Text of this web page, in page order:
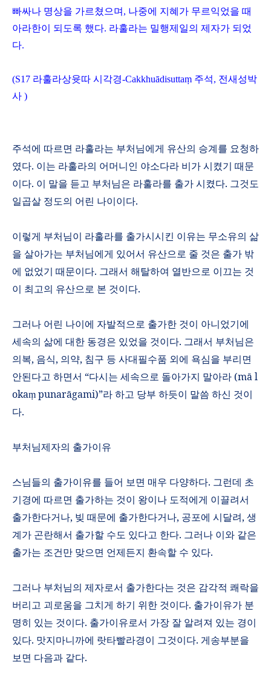
빠싸나 명상을 가르쳤으며 , 나중에 지혜가 무르익었을 때
아라한이 되도록 했다. 라훌라는 밀행제일의 제자가 되었
다.
(S17 라훌라상윳따 시각경-Cakkhuādisuttaṃ 주석, 전새성박
사 )
주석에 따르면 라훌라는 부처님에게 유산의 승계를 요청하
였다. 이는 라훌라의 어머니인 야소다라 비가 시켰기 때문
이다. 이 말을 듣고 부처님은 라훌라를 출가 시켰다. 그것도
일곱살 정도의 어린 나이이다.
이렇게 부처님이 라훌라를 출가시시킨 이유는 무소유의 삶
을 살아가는 부처님에게 있어서 유산으로 줄 것은 출가 밖
에 없었기 때문이다. 그래서 해탈하여 열반으로 이끄는 것
이 최고의 유산으로 본 것이다.
그러나 어린 나이에 자발적으로 출가한 것이 아니었기에
세속의 삶에 대한 동경은 있었을 것이다. 그래서 부처님은
의복, 음식, 의약, 침구 등 사대필수품 외에 욕심을 부리면
안된다고 하면서 “다시는 세속으로 돌아가지 말아라 (māl
okaṃ punarāgami)”라 하고 당부 하듯이 말씀 하신 것이
다.
부처님제자의 출가이유
스님들의 출가이유를 들어 보면 매우 다양하다. 그런데 초
기경에 따르면 출가하는 것이 왕이나 도적에게 이끌려서
출가한다거나, 빚 때문에 출가한다거나, 공포에 시달려, 생
계가 곤란해서 출가할 수도 있다고 한다. 그러나 이와 같은
출가는 조건만 맞으면 언제든지 환속할 수 있다.
그러나 부처님의 제자로서 출가한다는 것은 감각적 쾌락을
버리고 괴로움을 그치게 하기 위한 것이다. 출가이유가 분
명히 있는 것이다. 출가이유로서 가장 잘 알려져 있는 경이
있다. 맛지마니까에 랏타빨라경이 그것이다. 게송부분을
보면 다음과 같다.